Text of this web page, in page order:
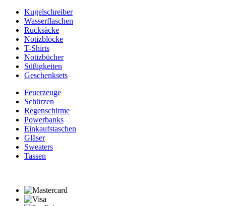
Kugelschreiber
Wasserflaschen
Rucksäcke
Notizblöcke
T-Shirts
Notizbücher
Süßigkeiten
Geschenksets
Feuerzeuge
Schürzen
Regenschirme
Powerbanks
Einkaufstaschen
Gläser
Sweaters
Tassen